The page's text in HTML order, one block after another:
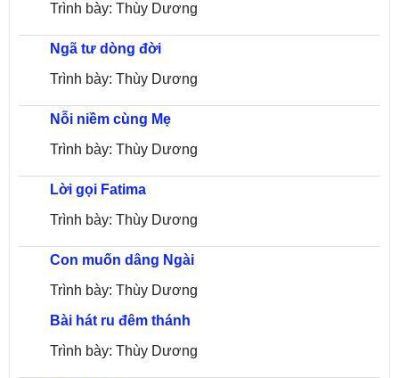
Trình bày: Thùy Dương
Ngã tư dòng đời
Trình bày: Thùy Dương
Nỗi niềm cùng Mẹ
Trình bày: Thùy Dương
Lời gọi Fatima
Trình bày: Thùy Dương
Con muốn dâng Ngài
Trình bày: Thùy Dương
Bài hát ru đêm thánh
Trình bày: Thùy Dương